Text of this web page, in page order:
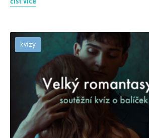
kvízy